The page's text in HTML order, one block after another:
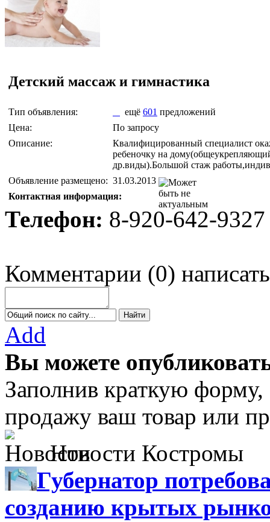
Детский массаж и гимнастика
Тип объявления: ещё 601 предложений
Цена:
По запросу
Описание:
Квалифицированный специалист
ребеночку на
др.виды).Большой стаж
Объявление размещено: 31.03.2013
Контактная информация:
Телефон: 8-920-642-9327
Комментарии (0) написать
Add
Вы можете
Заполнив краткую
продажу ваш товар или
Новости Костромы
Губернатор
созданию крытых